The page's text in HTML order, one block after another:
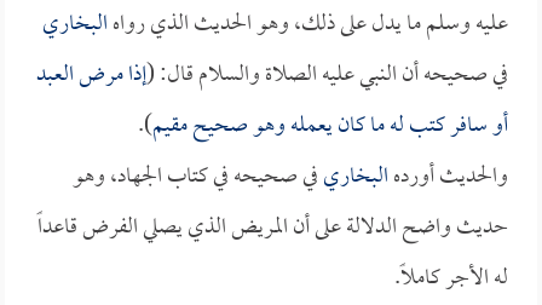
عليه وسلم ما يدل على ذلك، وهو الحديث الذي رواهالبخاري
في صحيحه أن النبي عليه الصلاة والسلام قال: (إذا مرض العبد
أو سافر كتب له ما كان يعمله وهو صحيح مقيم).
والحديث أوردهالبخاريفي صحيحه في كتاب الجهاد، وهو
حديث واضح الدلالة على أن المريض الذي يصلي الفرض قاعداً
له الأجر كاملاً.